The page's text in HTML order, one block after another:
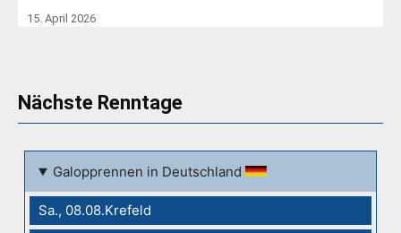
15. April 2026
Nächste Renntage
Galopprennen in Deutschland
Sa., 08.08.Krefeld